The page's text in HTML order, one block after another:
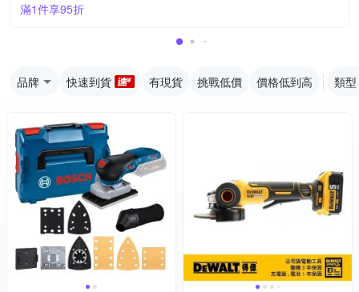
滿1件享95折
品牌 快速到貨 有現貨 挑戰低價 價格低到高 類型